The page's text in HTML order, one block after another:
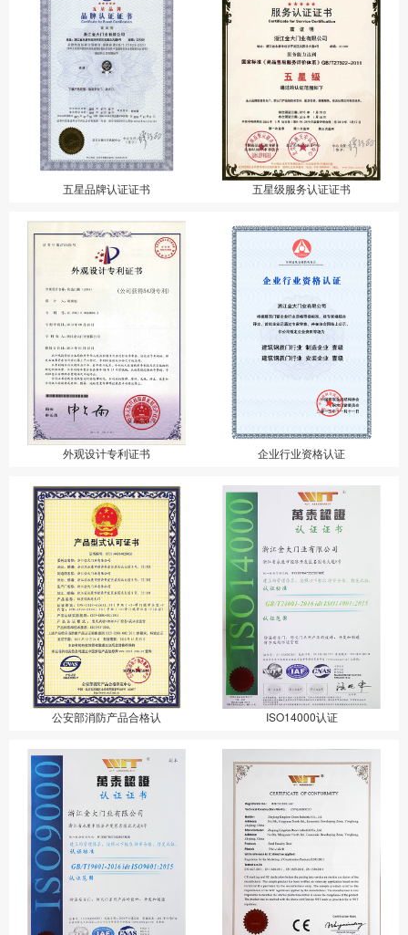
五星品牌认证证书 五星级服务认证证书
外观设计专利证书 企业行业资格认证
公安部消防产品合格认 ISO14000认证